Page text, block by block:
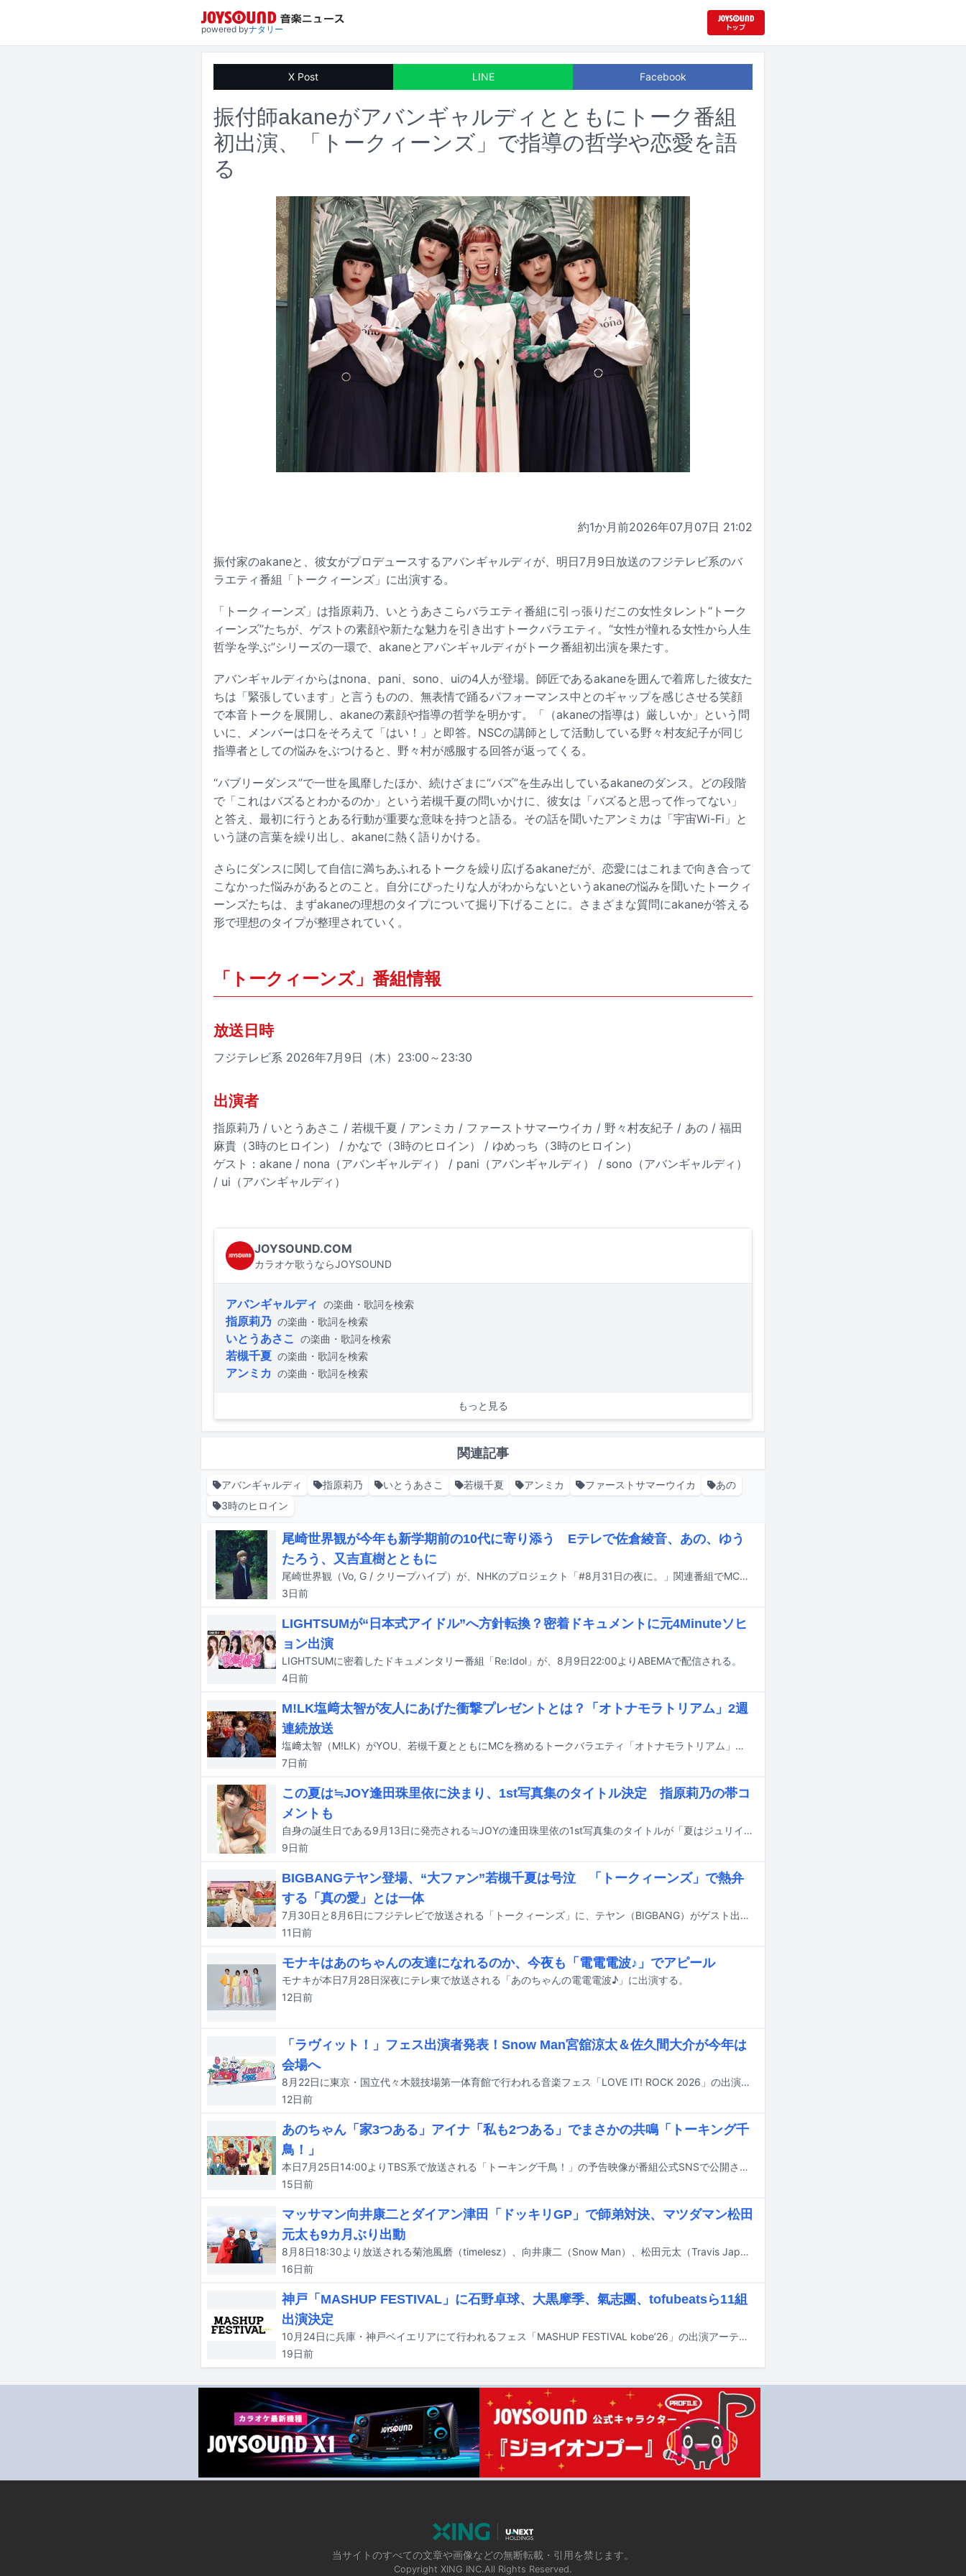
powered byナタリー
X Post LINE Facebook
振付師akaneがアバンギャルディとともにトーク番組
初出演、「トークィーンズ」で指導の哲学や恋愛を語
る
約1か月前2026年07月07日 21:02
振付家のakaneと、彼女がプロデュースするアバンギャルディが、明日7月9日放送のフジテレビ系のバ
ラエティ番組「トークィーンズ」に出演する。
「トークィーンズ」は指原莉乃、いとうあさこらバラエティ番組に引っ張りだこの女性タレント“トーク
ィーンズ”たちが、ゲストの素顔や新たな魅力を引き出すトークバラエティ。“女性が憧れる女性から人生
哲学を学ぶ”シリーズの一環で、akaneとアバンギャルディがトーク番組初出演を果たす。
アバンギャルディからはnona、pani、sono、uiの4人が登場。師匠であるakaneを囲んで着席した彼女た
ちは「緊張しています」と言うものの、無表情で踊るパフォーマンス中とのギャップを感じさせる笑顔
で本音トークを展開し、akaneの素顔や指導の哲学を明かす。「（akaneの指導は）厳しいか」という問
いに、メンバーは口をそろえて「はい！」と即答。NSCの講師として活動している野々村友紀子が同じ
指導者としての悩みをぶつけると、野々村が感服する回答が返ってくる。
“バブリーダンス”で一世を風靡したほか、続けざまに“バズ”を生み出しているakaneのダンス。どの段階
で「これはバズるとわかるのか」という若槻千夏の問いかけに、彼女は「バズると思って作ってない」
と答え、最初に行うとある行動が重要な意味を持つと語る。その話を聞いたアンミカは「宇宙Wi-Fi」と
いう謎の言葉を繰り出し、akaneに熱く語りかける。
さらにダンスに関して自信に満ちあふれるトークを繰り広げるakaneだが、恋愛にはこれまで向き合って
こなかった悩みがあるとのこと。自分にぴったりな人がわからないというakaneの悩みを聞いたトークィ
ーンズたちは、まずakaneの理想のタイプについて掘り下げることに。さまざまな質問にakaneが答える
形で理想のタイプが整理されていく。
「トークィーンズ」番組情報
放送日時
フジテレビ系 2026年7月9日（木）23:00～23:30
出演者
指原莉乃 / いとうあさこ / 若槻千夏 / アンミカ / ファーストサマーウイカ / 野々村友紀子 / あの / 福田
麻貴（3時のヒロイン） / かなで（3時のヒロイン） / ゆめっち（3時のヒロイン）
ゲスト：akane / nona（アバンギャルディ） / pani（アバンギャルディ） / sono（アバンギャルディ）
/ ui（アバンギャルディ）
JOYSOUND.COM
カラオケ歌うならJOYSOUND
アバンギャルディ の楽曲・歌詞を検索
指原莉乃 の楽曲・歌詞を検索
いとうあさこ の楽曲・歌詞を検索
若槻千夏 の楽曲・歌詞を検索
アンミカ の楽曲・歌詞を検索
もっと見る
関連記事
アバンギャルディ 指原莉乃 いとうあさこ 若槻千夏 アンミカ ファーストサマーウイカ
あの
3時のヒロイン
尾崎世界観が今年も新学期前の10代に寄り添う Eテレで佐倉綾音、あの、ゆう
たろう、又吉直樹とともに
尾崎世界観（Vo, G / クリープハイプ）が、NHKのプロジェクト「#8月31日の夜に。」関連番組でMCを務める。
3日前
LIGHTSUMが“日本式アイドル”へ方針転換？密着ドキュメントに元4Minuteソヒ
ョン出演
LIGHTSUMに密着したドキュメンタリー番組「Re:Idol」が、8月9日22:00よりABEMAで配信される。
4日前
M!LK塩﨑太智が友人にあげた衝撃プレゼントとは？「オトナモラトリアム」2週
連続放送
塩﨑太智（M!LK）がYOU、若槻千夏とともにMCを務めるトークバラエティ「オトナモラトリアム」が、8月3日と10日の深夜にテレビ東京で放送される。
7日前
この夏は≒JOY逢田珠里依に決まり、1st写真集のタイトル決定 指原莉乃の帯コ
メントも
自身の誕生日である9月13日に発売される≒JOYの逢田珠里依の1st写真集のタイトルが「夏はジュリイ」に決定した。
9日前
BIGBANGテヤン登場、“大ファン”若槻千夏は号泣 「トークィーンズ」で熱弁
する「真の愛」とは一体
7月30日と8月6日にフジテレビで放送される「トークィーンズ」に、テヤン（BIGBANG）がゲスト出演する。
11日前
モナキはあのちゃんの友達になれるのか、今夜も「電電電波♪」でアピール
モナキが本日7月28日深夜にテレ東で放送される「あのちゃんの電電電波♪」に出演する。
12日前
「ラヴィット！」フェス出演者発表！Snow Man宮舘涼太＆佐久間大介が今年は
会場へ
8月22日に東京・国立代々木競技場第一体育館で行われる音楽フェス「LOVE IT! ROCK 2026」の出演者が発表された。
12日前
あのちゃん「家3つある」アイナ「私も2つある」でまさかの共鳴「トーキング千
鳥！」
本日7月25日14:00よりTBS系で放送される「トーキング千鳥！」の予告映像が番組公式SNSで公開された。
15日前
マッサマン向井康二とダイアン津田「ドッキリGP」で師弟対決、マツダマン松田
元太も9カ月ぶり出動
8月8日18:30より放送される菊池風磨（timelesz）、向井康二（Snow Man）、松田元太（Travis Japan）出演のフジテレビ系「芸能人が本気で考えた！ドッキリGP ドッキリも地球を救う 4時間テレビSP」の詳細が発表された。
16日前
神戸「MASHUP FESTIVAL」に石野卓球、大黒摩季、氣志團、tofubeatsら11組
出演決定
10月24日に兵庫・神戸ベイエリアにて行われるフェス「MASHUP FESTIVAL kobe’26」の出演アーティスト第1弾が発表された。
19日前
当サイトのすべての文章や画像などの無断転載・引用を禁じます。
Copyright XING INC.All Rights Reserved.